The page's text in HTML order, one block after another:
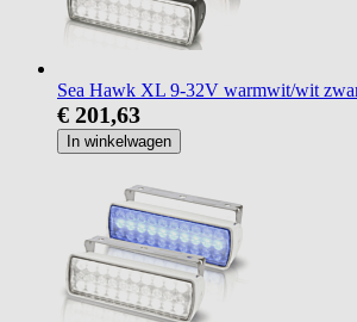
Sea Hawk XL 9-32V warmwit/wit
€ 201,63
In winkelwagen